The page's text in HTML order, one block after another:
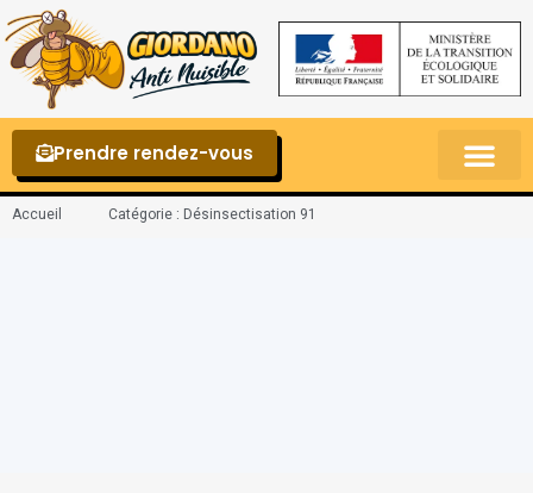
Prendre rendez-vous
Accueil Catégorie : Désinsectisation 91